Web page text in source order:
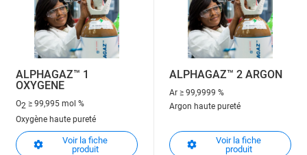
ALPHAGAZ™ 1
OXYGENE
O2 ≥ 99,995 mol %
Oxygène haute pureté
Voir la fiche
produit
ALPHAGAZ™ 2 ARGON
Ar ≥ 99,9999 %
Argon haute pureté
Voir la fiche
produit